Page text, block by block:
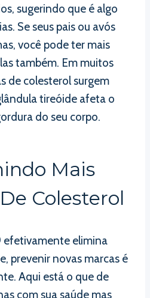
sugerindo que é algo
Se seus pais ou avós
você pode ter mais
também. Em muitos
de colesterol surgem
tireóide afeta o
do seu corpo.
Mais
Colesterol
elimina
prevenir novas marcas é
Aqui está o que de
com sua saúde mas